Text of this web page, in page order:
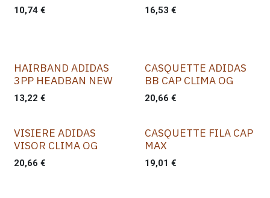
10,74 € 16,53 €
HAIRBAND ADIDAS
3PP HEADBAN NEW
13,22 €
CASQUETTE ADIDAS
BB CAP CLIMA OG
20,66 €
VISIERE ADIDAS
VISOR CLIMA OG
20,66 €
CASQUETTE FILA CAP
MAX
19,01 €